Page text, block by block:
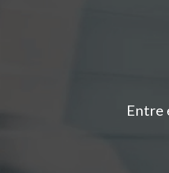
Entre